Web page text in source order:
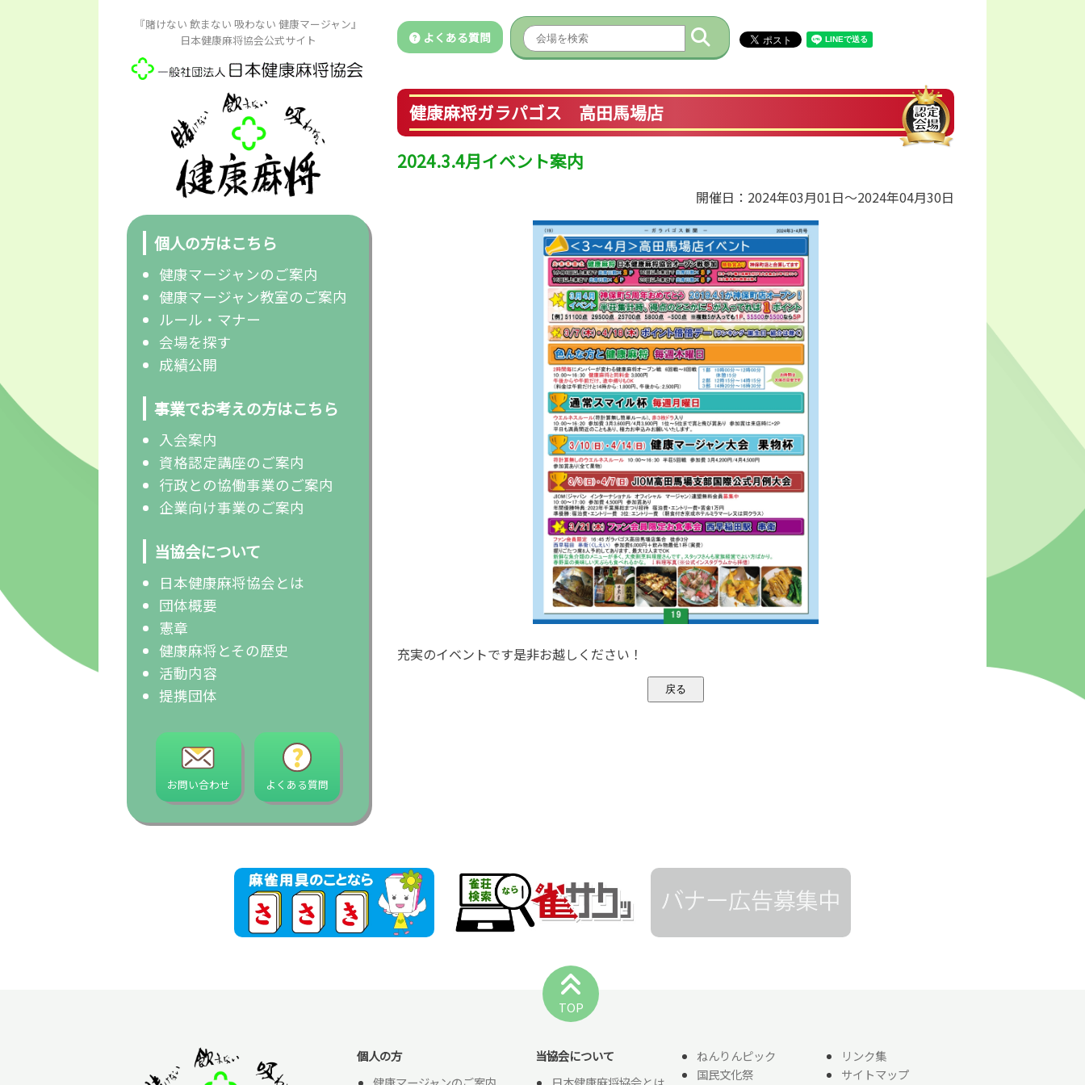
『賭けない 飲まない 吸わない 健康マージャン』
日本健康麻将協会公式サイト
個人の方はこちら
健康マージャンのご案内
健康マージャン教室のご案内
ルール・マナー
会場を探す
成績公開
事業でお考えの方はこちら
入会案内
資格認定講座のご案内
行政との協働事業のご案内
企業向け事業のご案内
当協会について
日本健康麻将協会とは
団体概要
憲章
健康麻将とその歴史
活動内容
提携団体
お問い合わせ よくある質問
よくある質問
健康麻将ガラパゴス 高田馬場店
2024.3.4月イベント案内
開催日：2024年03月01日～2024年04月30日
充実のイベントです是非お越しください！
TOP
個人の方
当協会について
ねんりんピック
国民文化祭
リンク集
サイトマップ